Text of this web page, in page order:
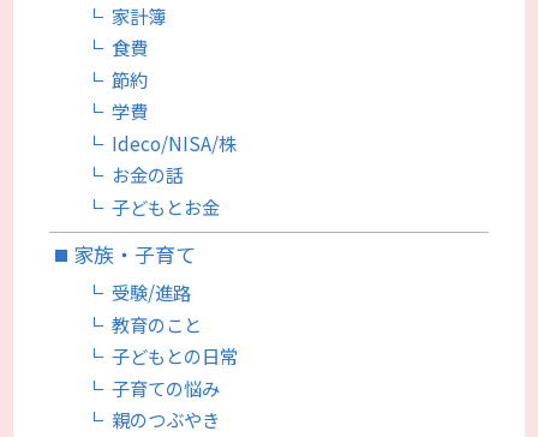
家計簿
食費
節約
学費
Ideco/NISA/株
お金の話
子どもとお金
家族・子育て
受験/進路
教育のこと
子どもとの日常
子育ての悩み
親のつぶやき